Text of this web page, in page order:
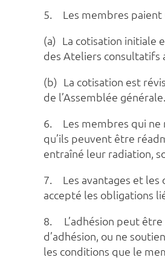
5.
Les membres
(a) La cotisation initiale
des Ateliers consultatifs
(b) La cotisation est
de l’Assemblée générale.
6.
Les membres qui
qu’ils peuvent être
entraîné leur radiation,
7.
Les avantages et
accepté les obligations
8.
L’adhésion peut
d’adhésion, ou ne
les conditions que le